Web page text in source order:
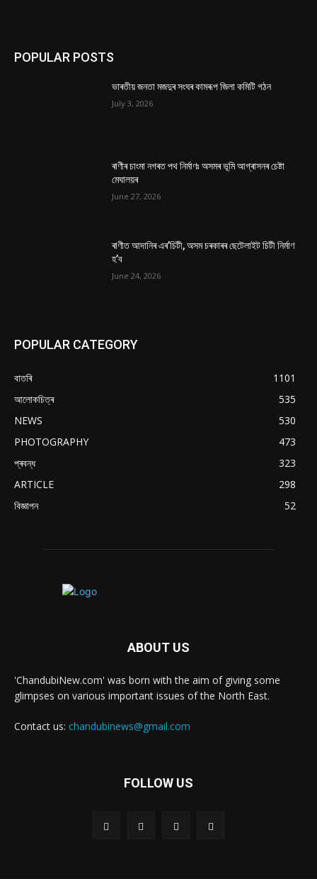
POPULAR POSTS
ভাৰতীয় জনতা মজদুৰ সংঘৰ কামৰূপ জিলা কমিটি গঠন
July 3, 2026
ৰাণীৰ চাংমা নগৰত পথ নিৰ্মাণঃ অসমৰ ভূমি আগ্ৰাসনৰ চেষ্টা
মেঘালয়ৰ
June 27, 2026
ৰাণীত আদানিৰ এৰ’চিটী, অসম চৰকাৰৰ ছেটেলাইট চিটী নিৰ্মাণ
হ’ব
June 24, 2026
POPULAR CATEGORY
বাতৰি
1101
আলোকচিত্ৰ
535
NEWS
530
PHOTOGRAPHY
473
প্ৰবন্ধ
323
ARTICLE
298
বিজ্ঞাপন
52
ABOUT US
'ChandubiNew.com' was born with the aim of giving some
glimpses on various important issues of the North East.
Contact us: chandubinews@gmail.com
FOLLOW US